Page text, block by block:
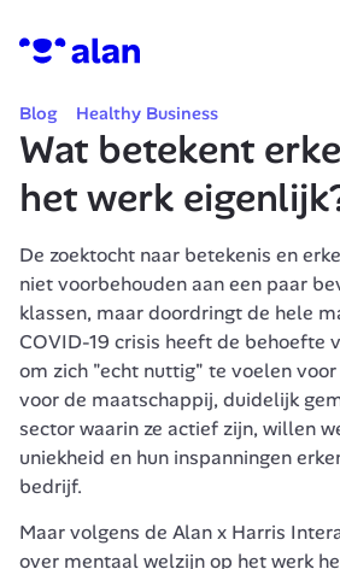
Blog Healthy Business
Wat betekent
het werk
De zoektocht naar betekenis en
niet voorbehouden aan een paar
klassen, maar doordringt de hele
COVID-19 crisis heeft de behoefte
om zich "echt nuttig" te voelen
voor de maatschappij, duidelijk
sector waarin ze actief zijn, willen
uniekheid en hun inspanningen
bedrijf.
Maar volgens de Alan x Harris
over mentaal welzijn op het werk